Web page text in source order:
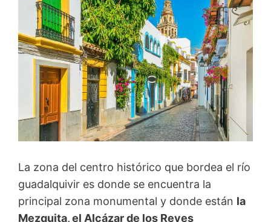
La zona del centro histórico que bordea el río
guadalquivir es donde se encuentra la
principal zona monumental y donde están la
Mezquita, el Alcázar de los Reyes